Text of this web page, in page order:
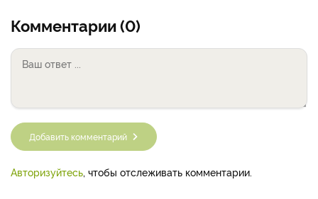
Комментарии (0)
Добавить комментарий
Авторизуйтесь, чтобы отслеживать комментарии.